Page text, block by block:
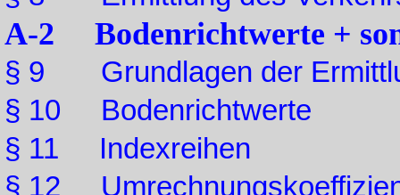
A-2 Bodenrichtwerte +
§ 9 Grundlagen der
§ 10 Bodenrichtwerte
§ 11 Indexreihen
§ 12